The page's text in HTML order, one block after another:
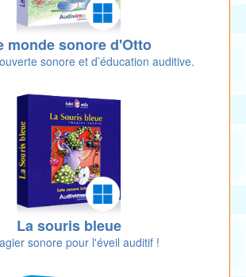
monde sonore d'Otto
sonore et d’éducation auditive.
La souris bleue
sonore pour l'éveil auditif !